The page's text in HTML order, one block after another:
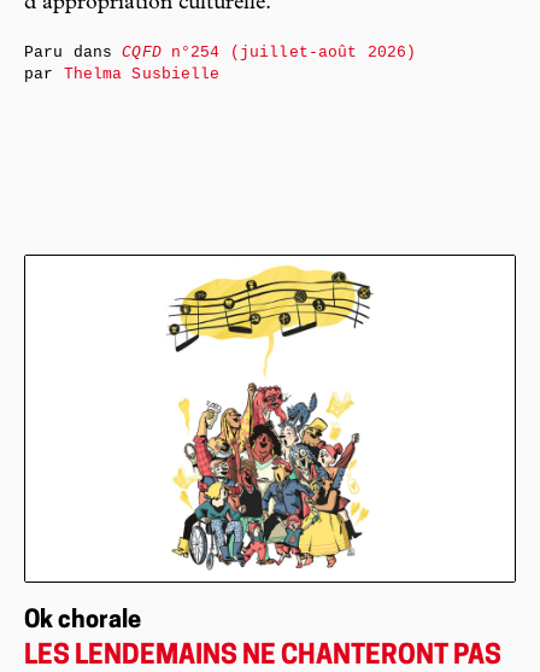
Paru dansCQFDn°254 (juillet-août 2026)
par Thelma Susbielle
Ok chorale
LES LENDEMAINS NE CHANTERONT PAS